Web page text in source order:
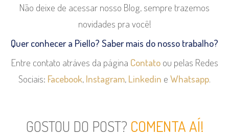
Não deixe de acessar nosso Blog, sempre trazemos
novidades pra você!
Quer conhecer a Piello? Saber mais do nosso trabalho?
Entre contato atráves da página Contatoou pelas Redes
Sociais: Facebook, Instagram, Linkedin e Whatsapp.
GOSTOU DO POST? COMENTA AÍ!